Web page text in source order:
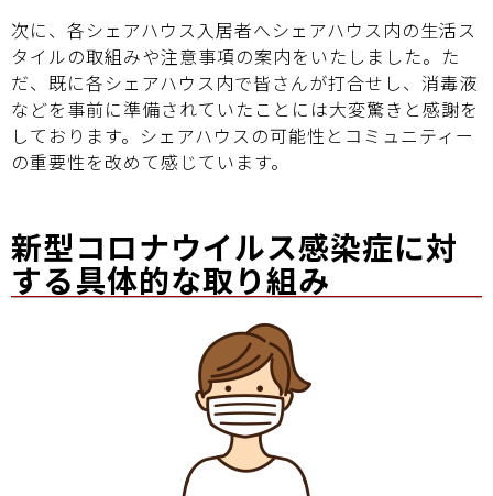
次に、各シェアハウス入居者へシェアハウス内の生活ス
タイルの取組みや注意事項の案内をいたしました。た
だ、既に各シェアハウス内で皆さんが打合せし、消毒液
などを事前に準備されていたことには大変驚きと感謝を
しております。シェアハウスの可能性とコミュニティー
の重要性を改めて感じています。
新型コロナウイルス感染症に対
する具体的な取り組み